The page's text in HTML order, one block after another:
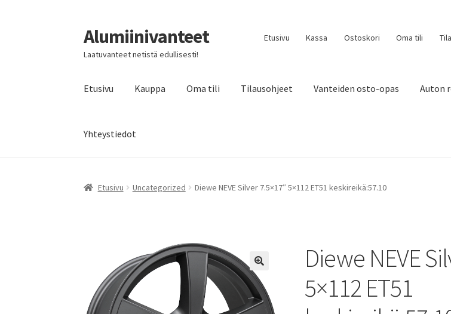
Siirry
navigointiin
Siirry
sisältöön
Alumiinivanteet
Laatuvanteet netistä edullisesti!
Etusivu Kassa Ostoskori Oma tili
Etusivu Kauppa Oma tili Tilausohjeet Vanteiden osto-opas Auton
Yhteystiedot
Etusivu Uncategorized Diewe NEVE Silver 7.5×17″ 5×112 ET51 keskireikä:57.10
Diewe NEVE
5×112 ET51